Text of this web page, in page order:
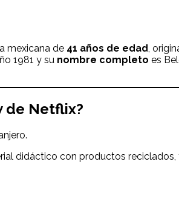
mexicana de 41 años de edad ,
1981 y su nombre completo es
de Netflix?
didáctico con productos